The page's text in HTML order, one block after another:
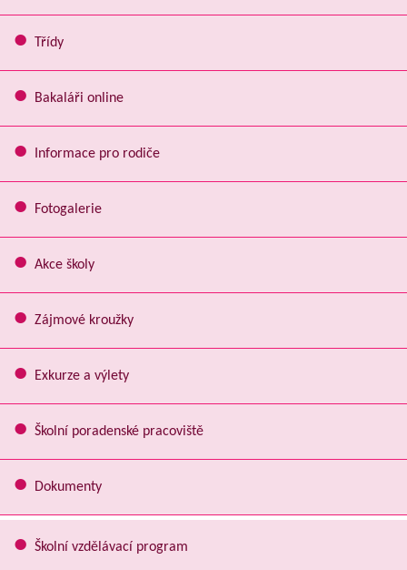
Třídy
Bakaláři online
Informace pro rodiče
Fotogalerie
Akce školy
Zájmové kroužky
Exkurze a výlety
Školní poradenské pracoviště
Dokumenty
Školní vzdělávací program